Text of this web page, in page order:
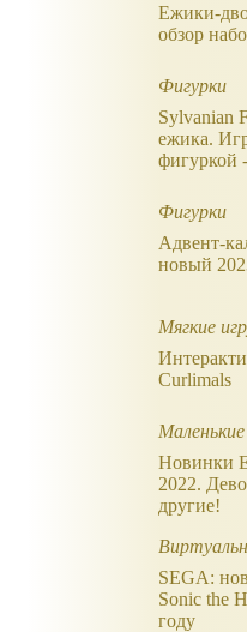
Ежики-
обзор
Фигурки
Sylvanian
ежика.
фигуркой
Фигурки
Адвент-
новый
Мягкие
Curlimals
Маленькие
Новинки
2022.
другие!
SEGA:
Sonic the
году